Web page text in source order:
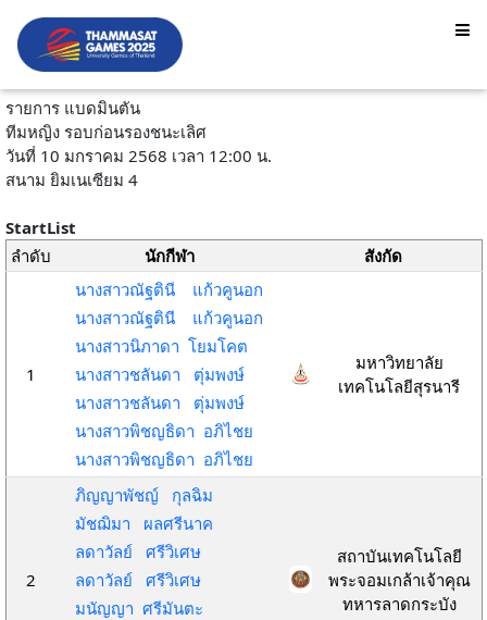
รายการ แบดมินตัน
ทีมหญิง รอบก่อนรองชนะเลิศ
วันที่ 10 มกราคม 2568 เวลา 12:00 น.
สนาม ยิมเนเซียม 4
StartList
ลำดับ
นักกีฬา สังกัด
1
นางสาวณัฐตินี แก้วคูนอก
นางสาวณัฐตินี แก้วคูนอก
นางสาวนิภาดา โยมโคต
นางสาวชลันดา ตุ่มพงษ์
นางสาวชลันดา ตุ่มพงษ์
นางสาวพิชญธิดา อภิไชย
นางสาวพิชญธิดา อภิไชย
มหาวิทยาลัย
เทคโนโลยีสุรนารี
2
ภิญญาพัชญ์ กุลฉิม
มัชฌิมา ผลศรีนาค
ลดาวัลย์ ศรีวิเศษ
ลดาวัลย์ ศรีวิเศษ
มนัญญา ศรีมันตะ
สถาบันเทคโนโลยี
พระจอมเกล้าเจ้าคุณ
ทหารลาดกระบัง